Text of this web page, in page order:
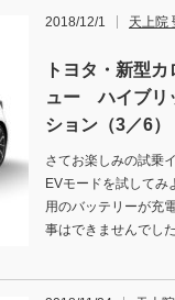
2018/12/1 天上院
トヨタ・新型
ュー ハイブリ
ション（3／6）
さてお楽しみの試乗
EVモードを試してみ
用のバッテリーが充
事はできませんでし